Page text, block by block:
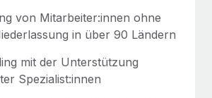
von Mitarbeiter:innen ohne
in über 90 Ländern
mit der Unterstützung
Spezialist:innen